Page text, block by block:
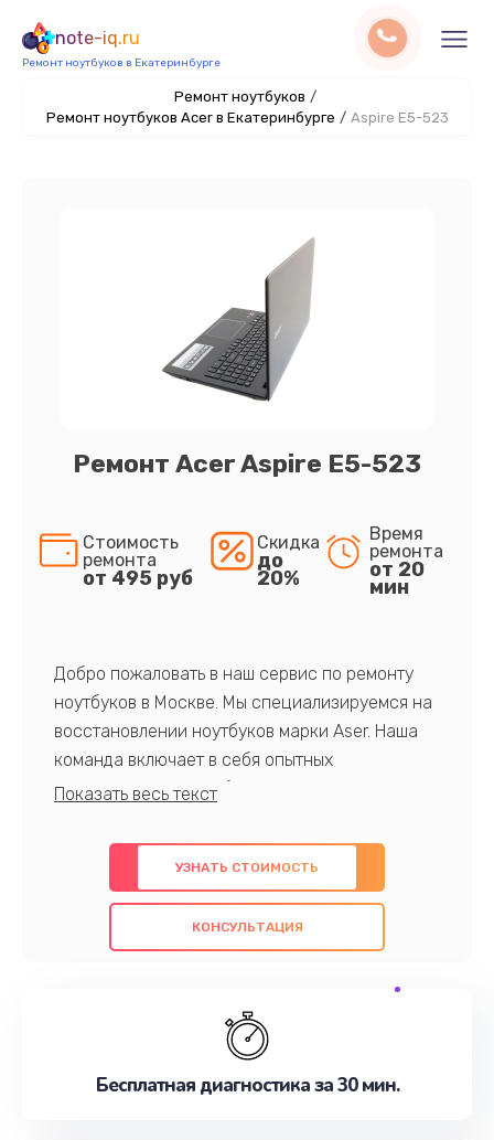
note-iq.ru
Ремонт ноутбуков в Екатеринбурге
Ремонт ноутбуков /
Ремонт ноутбуков Acer в Екатеринбурге / Aspire E5-523
Ремонт Acer Aspire E5-523
Стоимость
ремонта
от 495 руб
Скидка
до
20%
Время
ремонта
от 20
мин
Добро пожаловать в наш сервис по ремонту
ноутбуков в Москве. Мы специализируемся на
восстановлении ноутбуков марки Aser. Наша
команда включает в себя опытных
профессионалов с обширными знаниями и
предлагаем быстрый и качественный ремонт с
использованием оригинальных компонентов, а
также гарантируем качество всех
проведенных работ. Наша цель - предоставить
обслуживание, удовлетворяя их потребности
наилучшим образом. Не медлите записаться на
УЗНАТЬ СТОИМОСТЬ
КОНСУЛЬТАЦИЯ
Бесплатная диагностика за 30 мин.